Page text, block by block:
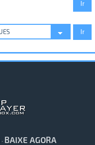
· BAIXE AGORA